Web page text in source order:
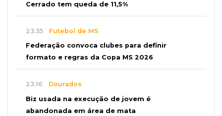
Cerrado tem queda de 11,5%
23:35 Futebol de MS
Federação convoca clubes para definir
formato e regras da Copa MS 2026
23:16 Dourados
Biz usada na execução de jovem é
abandonada em área de mata